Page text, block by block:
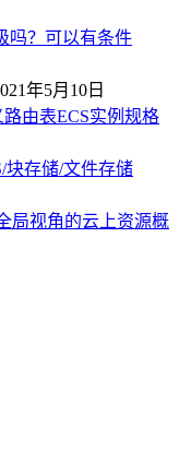
吗？可以有条件
年5月10日
由表ECS实例规格
块存储/文件存储
局视角的云上资源概